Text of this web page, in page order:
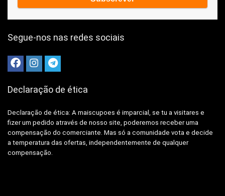
Segue-nos nas redes sociais
Declaração de ética
Declaração de ética: A maiscupoes é imparcial, se tu a visitares e
fizer um pedido através de nosso site, poderemos receber uma
compensação do comerciante. Mas só a comunidade vota e decide
a temperatura das ofertas, independentemente de qualquer
compensação.